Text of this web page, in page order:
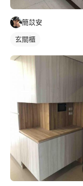
簡苡安
玄關櫃